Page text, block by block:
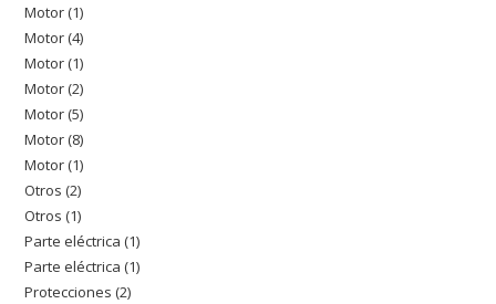
productos
Motor 11
producto
Motor 44
productos
Motor 11
producto
Motor 22
productos
Motor 55
productos
Motor 88
productos
Motor 11
producto
Otros 22
productos
Otros 11
producto
Parte eléctrica 11
producto
Parte eléctrica 11
Protecciones 22